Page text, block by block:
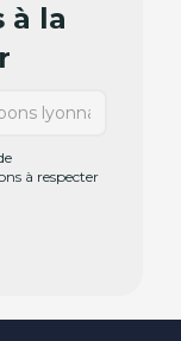
à la
à respecter